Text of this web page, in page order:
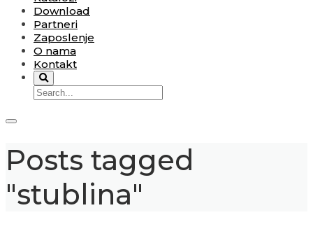
Download
Partneri
Zaposlenje
O nama
Kontakt
Posts tagged
"stublina"